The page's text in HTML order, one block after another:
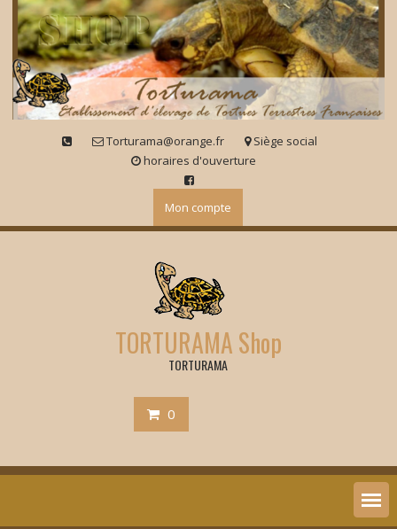
Skip
content
Torturama@orange.fr
Siège social
horaires d'ouverture
Mon compte
TORTURAMA Shop
TORTURAMA
0